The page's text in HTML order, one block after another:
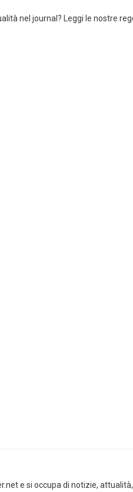
nel journal? Leggi le nostre
e si occupa di notizie,